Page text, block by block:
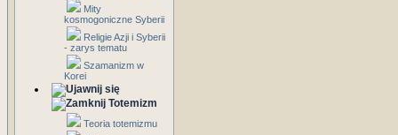
Mity
kosmogoniczne Syberii
Religie Azji i Syberii
- zarys tematu
Szamanizm w
Korei
Totemizm
Teoria totemizmu